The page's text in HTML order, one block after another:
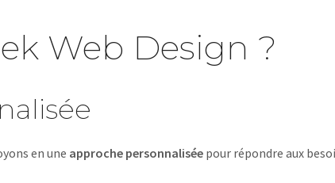
Web Design ?
en une approche personnalisée pour répondre aux